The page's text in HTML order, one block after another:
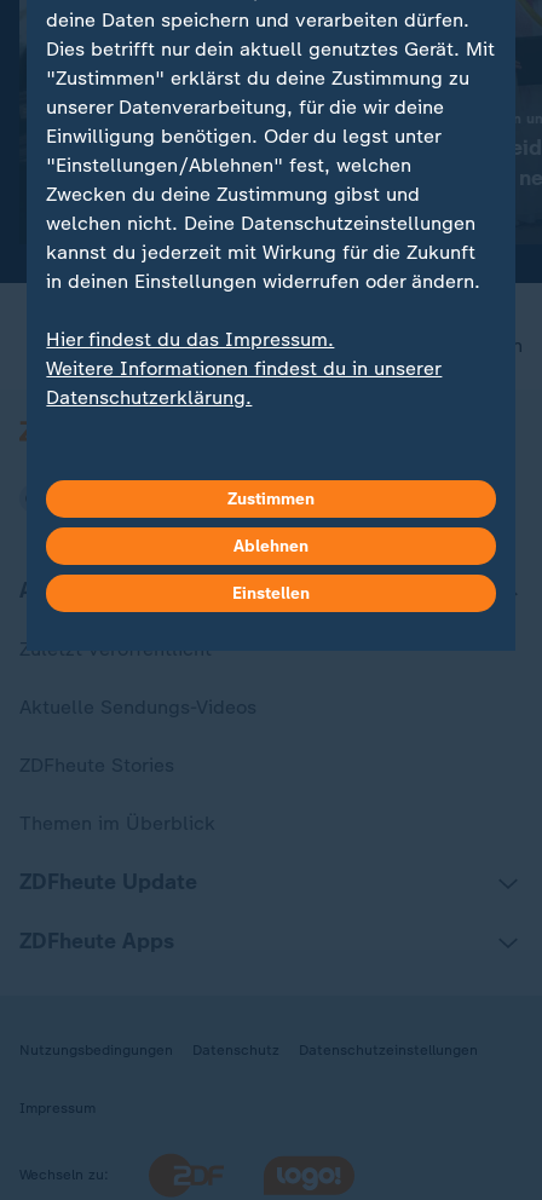
Russland greift die Ukraine an
Aktuelles zum Krieg in der
Ukraine
FAQ
Türkei, Saudi-Arabien
"Mekka"-
Das steckt im
Abkommen
mit Video
nach oben
Aktuell bei ZDFheute
Zuletzt veröffentlicht
Nutzungsbedingungen Datenschutz Datenschutzeinstellungen
Impressum
Wechseln zu:
deine Daten speichern und verarbeiten dürfen.
Dies betrifft nur dein aktuell genutztes Gerät. Mit
"Zustimmen" erklärst du deine Zustimmung zu
unserer Datenverarbeitung, für die wir deine
Einwilligung benötigen. Oder du legst unter
"Einstellungen/Ablehnen" fest, welchen
Zwecken du deine Zustimmung gibst und
welchen nicht. Deine Datenschutzeinstellungen
kannst du jederzeit mit Wirkung für die Zukunft
in deinen Einstellungen widerrufen oder ändern.
Hier findest du das Impressum.
Weitere Informationen findest du in unserer
Datenschutzerklärung.
Zustimmen
Ablehnen
Einstellen